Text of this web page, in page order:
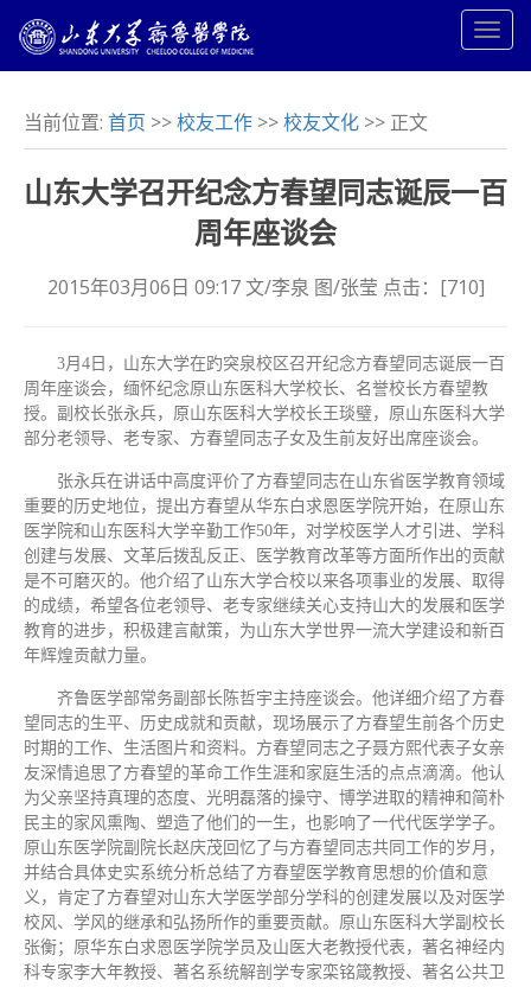
当前位置: 首页 >>校友工作 >>校友文化 >> 正文
山东大学召开纪念方春望同志诞辰一百
周年座谈会
2015年03月06日 09:17 文/李泉 图/张莹 点击：[710]
3月4日，山东大学在趵突泉校区召开纪念方春望同志诞辰一百
周年座谈会，缅怀纪念原山东医科大学校长、名誉校长方春望教
授。副校长张永兵，原山东医科大学校长王琰璧，原山东医科大学
部分老领导、老专家、方春望同志子女及生前友好出席座谈会。
张永兵在讲话中高度评价了方春望同志在山东省医学教育领域
重要的历史地位，提出方春望从华东白求恩医学院开始，在原山东
医学院和山东医科大学辛勤工作50年，对学校医学人才引进、学科
创建与发展、文革后拨乱反正、医学教育改革等方面所作出的贡献
是不可磨灭的。他介绍了山东大学合校以来各项事业的发展、取得
的成绩，希望各位老领导、老专家继续关心支持山大的发展和医学
教育的进步，积极建言献策，为山东大学世界一流大学建设和新百
年辉煌贡献力量。
齐鲁医学部常务副部长陈哲宇主持座谈会。他详细介绍了方春
望同志的生平、历史成就和贡献，现场展示了方春望生前各个历史
时期的工作、生活图片和资料。方春望同志之子聂方熙代表子女亲
友深情追思了方春望的革命工作生涯和家庭生活的点点滴滴。他认
为父亲坚持真理的态度、光明磊落的操守、博学进取的精神和简朴
民主的家风熏陶、塑造了他们的一生，也影响了一代代医学学子。
原山东医学院副院长赵庆茂回忆了与方春望同志共同工作的岁月，
并结合具体史实系统分析总结了方春望医学教育思想的价值和意
义，肯定了方春望对山东大学医学部分学科的创建发展以及对医学
校风、学风的继承和弘扬所作的重要贡献。原山东医科大学副校长
张衡；原华东白求恩医学院学员及山医大老教授代表，著名神经内
科专家李大年教授、著名系统解剖学专家栾铭箴教授、著名公共卫